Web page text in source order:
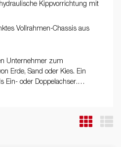
Kippvorrichtung mit
Vollrahmen-Chassis aus
Unternehmer zum
Erde, Sand oder Kies. Ein
Ein- oder Doppelachser.
oder elektrisch